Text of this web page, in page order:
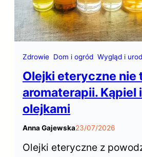
Zdrowie Dom i ogród Wygląd i
Olejki eteryczne nie
aromaterapii. Kąpiel
olejkami
Anna Gajewska23/07/2026
Olejki eteryczne z